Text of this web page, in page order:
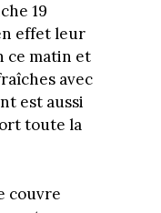
19
effet leur
ce matin et
avec
est aussi
toute la
couvre